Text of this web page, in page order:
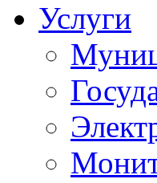
Услуги